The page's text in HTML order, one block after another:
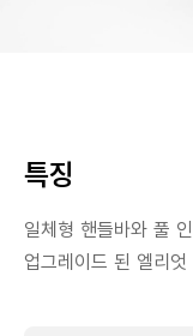
특징
일체형 핸들바와 풀
업그레이드 된 엘리엇